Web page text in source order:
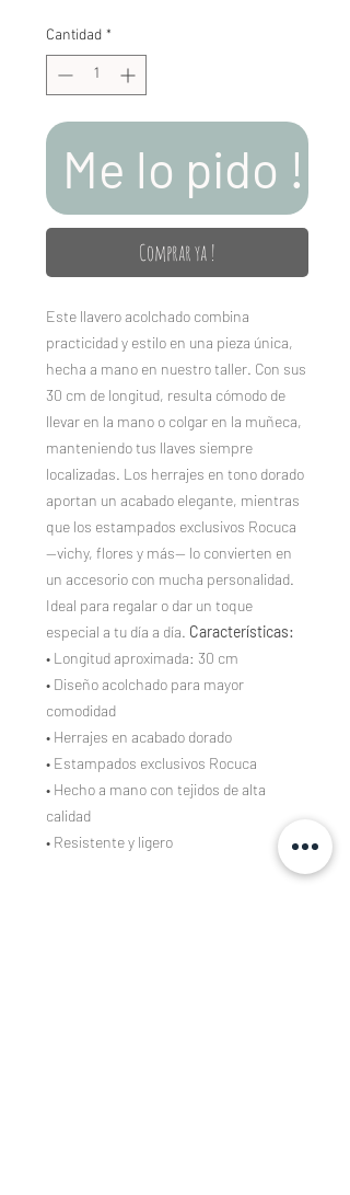
Cantidad *
Me lo pido !
Comprar ya !
Este llavero acolchado combina
practicidad y estilo en una pieza única,
hecha a mano en nuestro taller. Con sus
30 cm de longitud, resulta cómodo de
llevar en la mano o colgar en la muñeca,
manteniendo tus llaves siempre
localizadas. Los herrajes en tono dorado
aportan un acabado elegante, mientras
que los estampados exclusivos Rocuca
—vichy, flores y más— lo convierten en
un accesorio con mucha personalidad.
Ideal para regalar o dar un toque
especial a tu día a día. Características:
• Longitud aproximada: 30 cm
• Diseño acolchado para mayor
comodidad
• Herrajes en acabado dorado
• Estampados exclusivos Rocuca
• Hecho a mano con tejidos de alta
calidad
• Resistente y ligero